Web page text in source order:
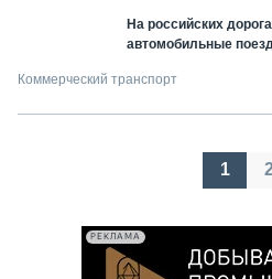
На российских
автомобильные
Коммерческий транспорт
1
РЕКЛАМА